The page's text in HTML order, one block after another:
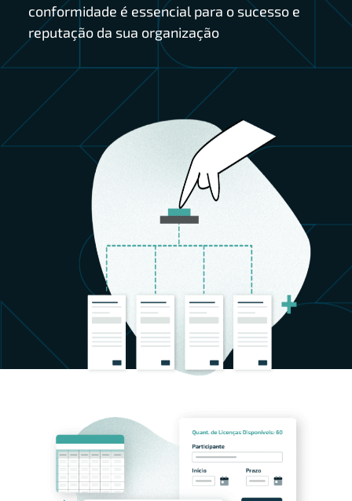
conformidade é essencial para o sucesso e
reputação da sua organização